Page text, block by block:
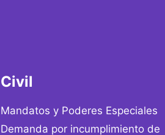
Civil
Mandatos y Poderes Especiales
Demanda por incumplimiento de